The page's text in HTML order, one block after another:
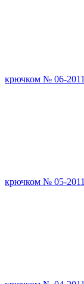
крючком № 06-2011
крючком № 05-2011